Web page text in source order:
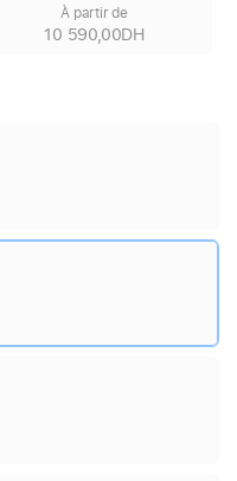
À partir de
10 590,00DH